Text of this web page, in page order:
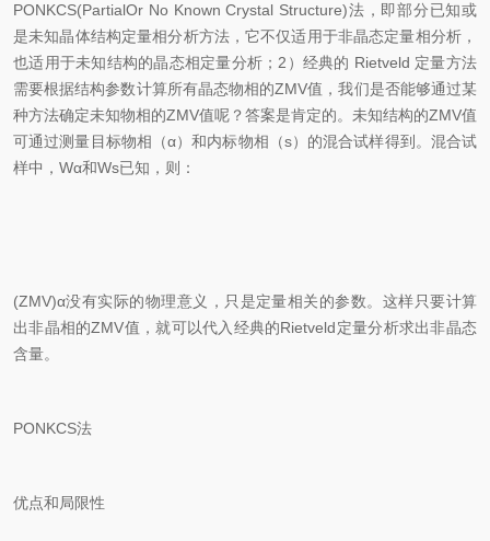
PONKCS(PartialOr No Known Crystal Structure)法，即部分已知或
是未知晶体结构定量相分析方法，它不仅适用于非晶态定量相分析，
也适用于未知结构的晶态相定量分析；2）经典的 Rietveld 定量方法
需要根据结构参数计算所有晶态物相的ZMV值，我们是否能够通过某
种方法确定未知物相的ZMV值呢？答案是肯定的。未知结构的ZMV值
可通过测量目标物相（α）和内标物相（s）的混合试样得到。混合试
样中，Wα和Ws已知，则：
(ZMV)α没有实际的物理意义，只是定量相关的参数。这样只要计算
出非晶相的ZMV值，就可以代入经典的Rietveld定量分析求出非晶态
含量。
PONKCS法
优点和局限性